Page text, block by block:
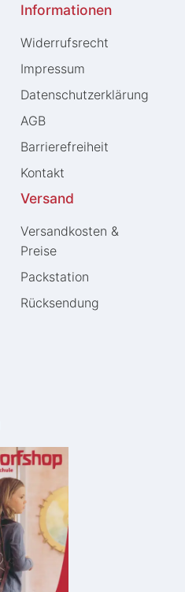
Informationen
Widerrufs­recht
Impressum
Daten­schutz­erklärung
AGB
Barrierefreiheit
Kontakt
Versand
Versandkosten &
Preise
Packstation
Rücksendung